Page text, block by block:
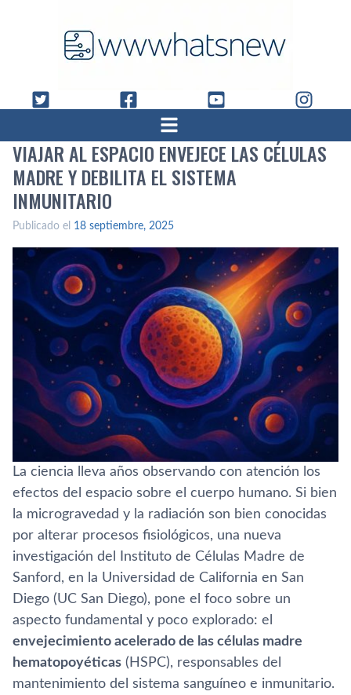
VIAJAR AL ESPACIO ENVEJECE LAS CÉLULAS
MADRE Y DEBILITA EL SISTEMA
INMUNITARIO
Publicado el 18 septiembre, 2025
La ciencia lleva años observando con atención los
efectos del espacio sobre el cuerpo humano. Si bien
la microgravedad y la radiación son bien conocidas
por alterar procesos fisiológicos, una nueva
investigación del Instituto de Células Madre de
Sanford, en la Universidad de California en San
Diego (UC San Diego), pone el foco sobre un
aspecto fundamental y poco explorado: el
envejecimiento acelerado de las células madre
hematopoyéticas (HSPC), responsables del
mantenimiento del sistema sanguíneo e inmunitario.